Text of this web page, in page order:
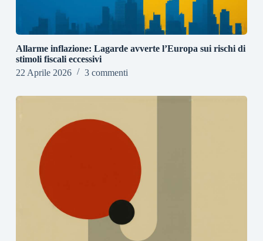
Allarme inflazione: Lagarde avverte l’Europa sui rischi di
stimoli fiscali eccessivi
22 Aprile 2026
3 commenti